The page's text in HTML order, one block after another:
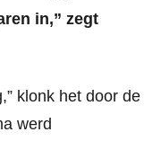
in,” zegt
klonk het door de
werd